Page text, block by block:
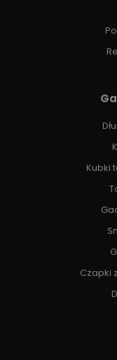
Kubki
Czapki